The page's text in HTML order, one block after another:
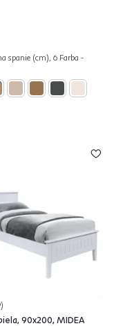
spanie (cm), 6 Farba -
90x200, MIDEA